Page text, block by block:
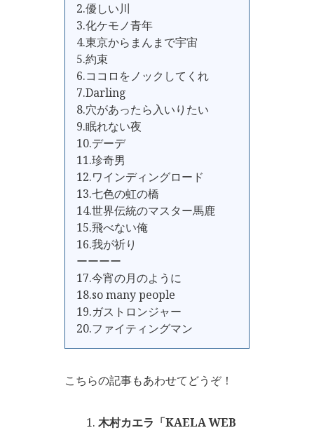
2.優しい川
3.化ケモノ青年
4.東京からまんまで宇宙
5.約束
6.ココロをノックしてくれ
7.Darling
8.穴があったら入いりたい
9.眠れない夜
10.デーデ
11.珍奇男
12.ワインディングロード
13.七色の虹の橋
14.世界伝統のマスター馬鹿
15.飛べない俺
16.我が祈り
ーーーー
17.今宵の月のように
18.so many people
19.ガストロンジャー
20.ファイティングマン
こちらの記事もあわせてどうぞ！
木村カエラ「KAELA WEB